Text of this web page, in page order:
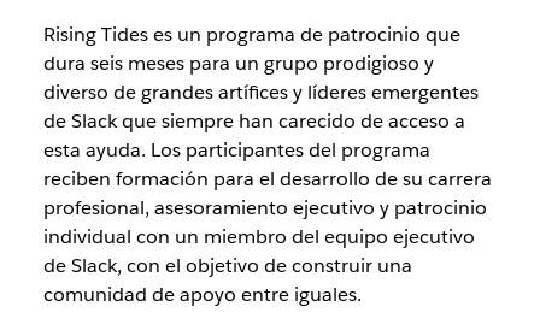
Rising Tides es un programa de patrocinio que
dura seis meses para un grupo prodigioso y
diverso de grandes artífices y líderes emergentes
de Slack que siempre han carecido de acceso a
esta ayuda. Los participantes del programa
reciben formación para el desarrollo de su carrera
profesional, asesoramiento ejecutivo y patrocinio
individual con un miembro del equipo ejecutivo
de Slack, con el objetivo de construir una
comunidad de apoyo entre iguales.